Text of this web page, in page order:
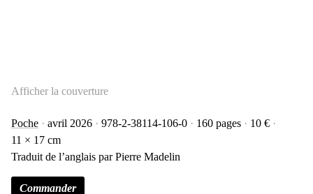
Afficher la couverture
Poche avril 2026 978-2-38114-106-0 160 pages
10 €
11 × 17 cm
Traduit de l’anglais par Pierre Madelin
Commander